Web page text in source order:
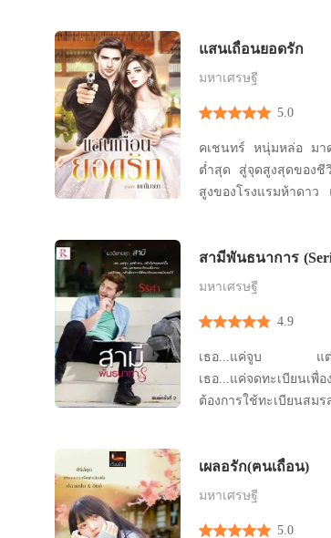
รู้สึกที่บอกในใจว่า ต้อง
ใครคะ” เสียงหวานใสเห
แสนเถื่อนยอดรัก
มหาเศรษฐี
5.0
คเชนทร์ หนุ่มหล่อ มา
ต่ำสุด สู่จุดสูงสุดของชี
สูงของโรงแรมห้าดา
ทำให้คนเก่งอย่างเขา
สิ่งใด แม้กระทั่งความรัก
สามีพันธนาการ
มหาเศรษฐี
4.9
เธอ...แค่จูบ แต่อีก
เธอ...แค่จดทะเบียน
ต้องการใช้ทะเบียนสมรสมัดเธอ
แถลงข่าวงานหนึ่ง เธอ
ไม่อายปากว่ากำลังคบห
เผลอรัก(ฅนเถื่อน)
มหาเศรษฐี
5.0